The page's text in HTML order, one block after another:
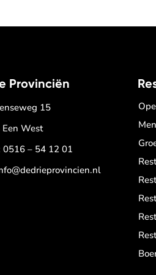
Provinciën
15
West
0516 – 54 12 01